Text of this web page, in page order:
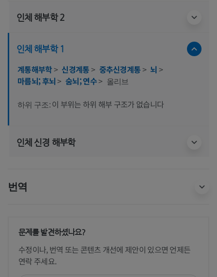
인체 해부학 2
인체 해부학 1
계통해부학> 신경계통> 중추신경계통> 뇌 >
마름뇌; 후뇌> 숨뇌; 연수> 올리브
하위 구조: 이 부위는 하위 해부 구조가 없습니다
인체 신경 해부학
번역
문제를 발견하셨나요?
수정이나, 번역 또는 콘텐츠 개선에 제안이 있으면 언제든
연락 주세요.